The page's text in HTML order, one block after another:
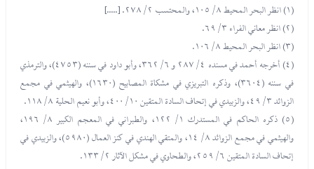
(١) انظر البحر المحيط ٨/ ١٠٥، والمحتسب ٢/ ٢٧٨. [.....]
(٢) انظر معاني الفراء ٣/ ٦٩.
(٣) انظر البحر المحيط ٨/ ١٠٦.
(٤) أخرجه أحمد في مسنده ٤/ ٢٨٧ و ٦/ ٣٦٢، وأبو داود في سننه (٤٧٥٣)، والترمذي
في سننه (٣٦٠٤)، وذكره التبريزي في مشكاة المصابيح (١٦٣٠)، والهيثمي في مجمع
الزوائد ٣/ ٤٩، والزبيدي في إتحاف السادة المتقين ١٠/ ٤٠٠، وأبو نعيم الحلية ٨/ ١١٨.
(٥) ذكره الحاكم في المستدرك ١/ ١٢٢، والطبراني في المعجم الكبير ٨/ ١٩٦،
والهيثمي في مجمع الزوائد ٨/ ١٤، والمتقي الهندي في كنز العمال (٥٩٨٠)، والزبيدي في
إتحاف السادة المتقين ٦/ ٢٥٩، والطحاوي في مشكل الآثار ٢/ ١٣٣.